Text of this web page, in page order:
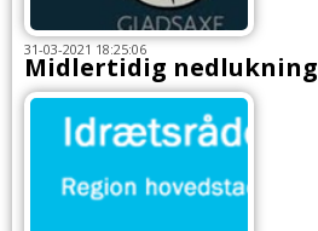
31-03-2021 18:25:06
Midlertidig nedlukning